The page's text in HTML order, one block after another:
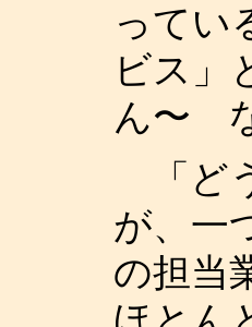
ってい
ビス」
ん〜
「ど
が、一
の担当